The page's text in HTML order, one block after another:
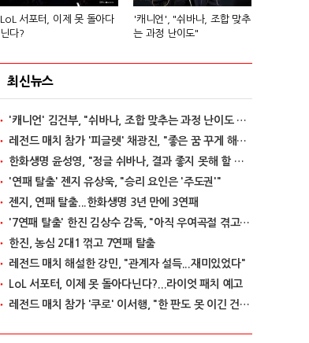
LoL 서포터, 이제 못 돌아다
닌다?
'캐니언', "쉬바나, 조합 맞추
는 과정 난이도"
최신뉴스
'캐니언' 김건부, "쉬바나, 조합 맞추는 과정 난이도 있어"
레전드 매치 참가 '피글렛' 채광진, "좋은 꿈 꾸게 해줘 감사"
한화생명 윤성영, "정글 쉬바나, 결과 좋지 못해 할 말 없어"
'연패 탈출' 젠지 유상욱, "승리 요인은 '주도권'"
젠지, 연패 탈출...한화생명 3년 만에 3연패
'7연패 탈출' 한진 김상수 감독, "아직 우여곡절 겪고 있다"
한진, 농심 2대1 꺾고 7연패 탈출
레전드 매치 해설한 강민, "관계자 설득...재미있었다"
LoL 서포터, 이제 못 돌아다닌다?...라이엇 패치 예고
레전드 매치 참가 '쿠로' 이서행, "한 판도 못 이긴 건 아쉽다"